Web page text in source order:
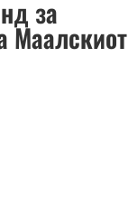
за
Маалскиот